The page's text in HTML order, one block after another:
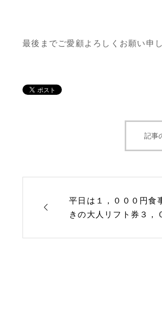
最後までご愛顧よろしくお願い申
記事

平日は１，０００円食
きの大人リフト券３，